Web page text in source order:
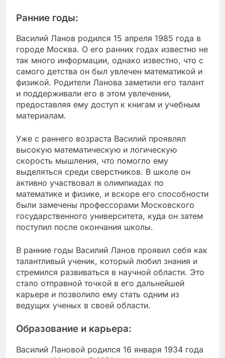
Ранние годы:
Василий Ланов родился 15 апреля 1985 года в
городе Москва. О его ранних годах известно не
так много информации, однако известно, что с
самого детства он был увлечен математикой и
физикой. Родители Ланова заметили его талант
и поддерживали его в этом увлечении,
предоставляя ему доступ к книгам и учебным
материалам.
Уже с раннего возраста Василий проявлял
высокую математическую и логическую
скорость мышления, что помогло ему
выделяться среди сверстников. В школе он
активно участвовал в олимпиадах по
математике и физике, и вскоре его способности
были замечены профессорами Московского
государственного университета, куда он затем
поступил после окончания школы.
В ранние годы Василий Ланов проявил себя как
талантливый ученик, который любил знания и
стремился развиваться в научной области. Это
стало отправной точкой в его дальнейшей
карьере и позволило ему стать одним из
ведущих ученых в своей области.
Образование и карьера:
Василий Лановой родился 16 января 1934 года